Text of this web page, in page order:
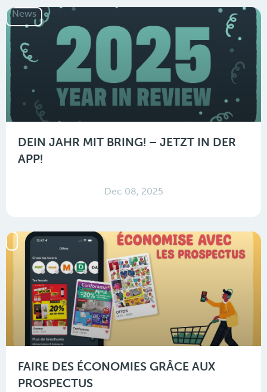
News
DEIN JAHR MIT BRING! – JETZT IN DER
APP!
Dec 08, 2025
FAIRE DES ÉCONOMIES GRÂCE AUX
PROSPECTUS